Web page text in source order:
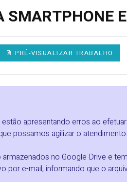
SMARTPHONE
PRÉ-VISUALIZAR TRABALHO
estão apresentando erros ao
possamos agilizar o atendimento.
armazenados no Google Drive e
por e-mail, informando que o